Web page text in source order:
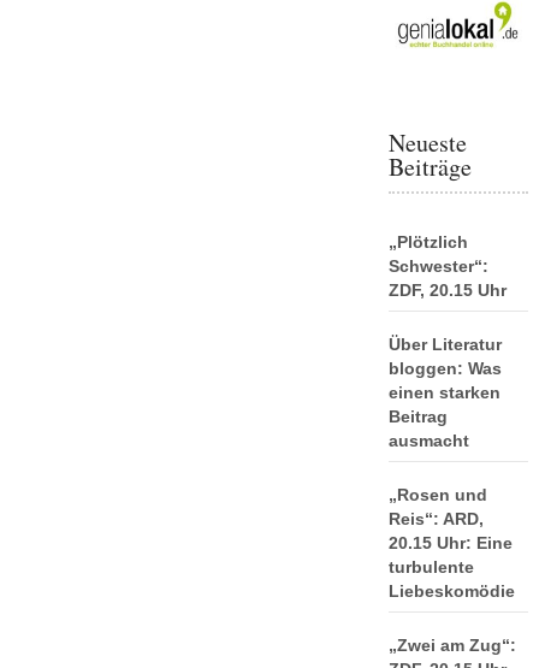
Neueste
Beiträge
„Plötzlich
Schwester“:
ZDF, 20.15 Uhr
Über Literatur
bloggen: Was
einen starken
Beitrag
ausmacht
„Rosen und
Reis“: ARD,
20.15 Uhr: Eine
turbulente
Liebeskomödie
„Zwei am Zug“: